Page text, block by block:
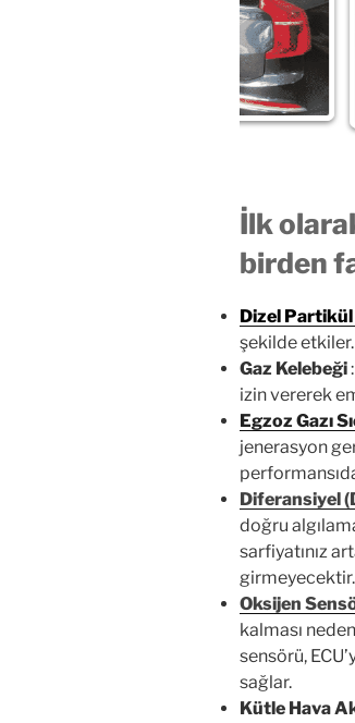
İlk
birden
Dizel
şekilde etkiler.
Gaz Kelebeği
izin vererek
Egzoz Gazı
jenerasyon
Diferansiyel
doğru
sarfiyatınız
girmeyecektir.
Oksijen
kalması
sensörü,
sağlar.
Kütle Hava